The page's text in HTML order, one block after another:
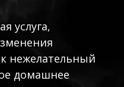
услуга,
нежелательный
домашнее